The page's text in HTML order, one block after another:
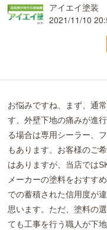
アイエイ塗装
2021/11/10
お悩みですね、まず、通
す、外壁下地の痛みが進
る場合は専用シーラー、
もあります。お客様のご
はありますが、当店では
メーカーの塗料をおすす
での蓄積された信用度が
思います。ただ、塗料の
ても工事を行う職人が下